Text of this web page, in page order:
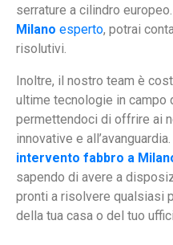
serrature a cilindro
Milano esperto, potrai
risolutivi.
Inoltre, il nostro team è
ultime tecnologie in campo
permettendoci di offrire ai
innovative e all’avanguardia.
intervento fabbro a
sapendo di avere a
pronti a risolvere qualsiasi
della tua casa o del tuo